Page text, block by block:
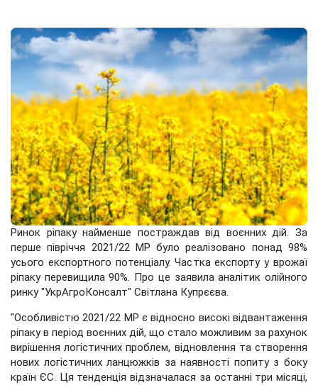
Ринок ріпаку найменше постраждав від воєнних дій. За
перше півріччя 2021/22 МР було реалізовано понад 98%
усього експортного потенціалу. Частка експорту у врожаї
ріпаку перевищила 90%. Про це заявила аналітик олійного
ринку "УкрАгроКонсалт" Світлана Купрєєва.
"Особливістю 2021/22 МР є відносно високі відвантаження
ріпаку в період воєнних дій, що стало можливим за рахунок
вирішення логістичних проблем, відновлення та створення
нових логістичних ланцюжків за наявності попиту з боку
країн ЄС. Ця тенденція відзначалася за останні три місяці,